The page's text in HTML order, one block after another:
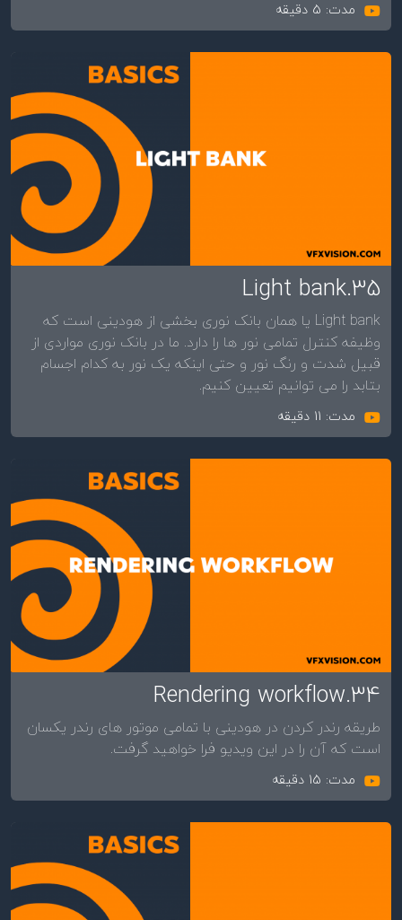
مدت: 5 دقیقه
35.Light bank
Light bank یا همان بانک نوری بخشی از هودینی است که
وظیفه کنترل تمامی نور ها را دارد. ما در بانک نوری مواردی از
قبیل شدت و رنگ نور و حتی اینکه یک نور به کدام اجسام
بتابد را می توانیم تعیین کنیم.
مدت: 11 دقیقه
34.Rendering workflow
طریقه رندر کردن در هودینی با تمامی موتور های رندر یکسان
است که آن را در این ویدیو فرا خواهید گرفت.
مدت: 15 دقیقه